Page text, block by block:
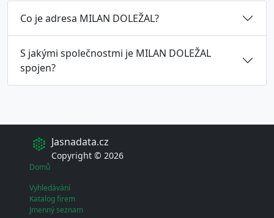
Co je adresa MILAN DOLEŽAL?
S jakými společnostmi je MILAN DOLEŽAL
spojen?
Jasnadata.cz
Copyright © 2026
Domů
Vyhledávání
Katalog firem
Jmenný seznam